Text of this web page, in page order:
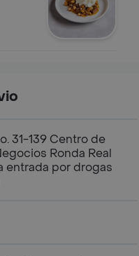
31-139 Centro de
Ronda Real
entrada por drogas